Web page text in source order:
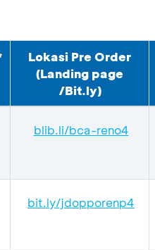
Lokasi Pre Order
(Landing page
/Bit.ly)
blib.li/bca-reno4
bit.ly/jdopporenp4